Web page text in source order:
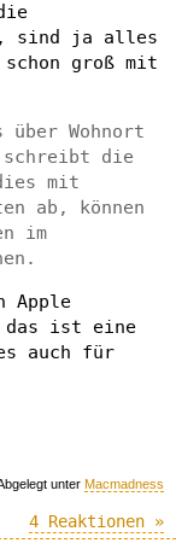
sind ja alles
groß mit
über Wohnort
schreibt die
mit
ab, können
im
Apple
das ist eine
auch für
unter Macmadness
4 Reaktionen »